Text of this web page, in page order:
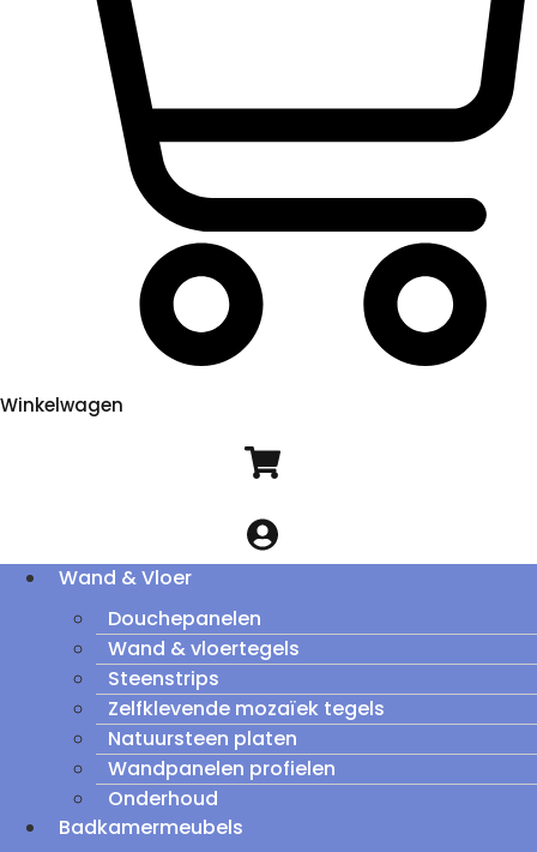
Winkelwagen
Wand & Vloer
Douchepanelen
Wand & vloertegels
Steenstrips
Zelfklevende mozaïek tegels
Natuursteen platen
Wandpanelen profielen
Onderhoud
Badkamermeubels